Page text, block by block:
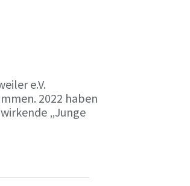
e.V.
2022 haben
„Junge